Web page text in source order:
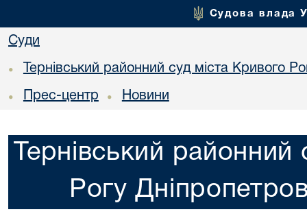
Судова влада
Суди
• Тернівський районний суд міста Кривого
• Прес-центр • Новини
Тернівський районний
Рогу